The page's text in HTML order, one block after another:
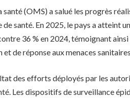
santé (OMS) a salué les progrès
santé. En 2025, le pays a atteint
36 % en 2024, témoignant
de réponse aux menaces
des efforts déployés par les
Les dispositifs de surveillance